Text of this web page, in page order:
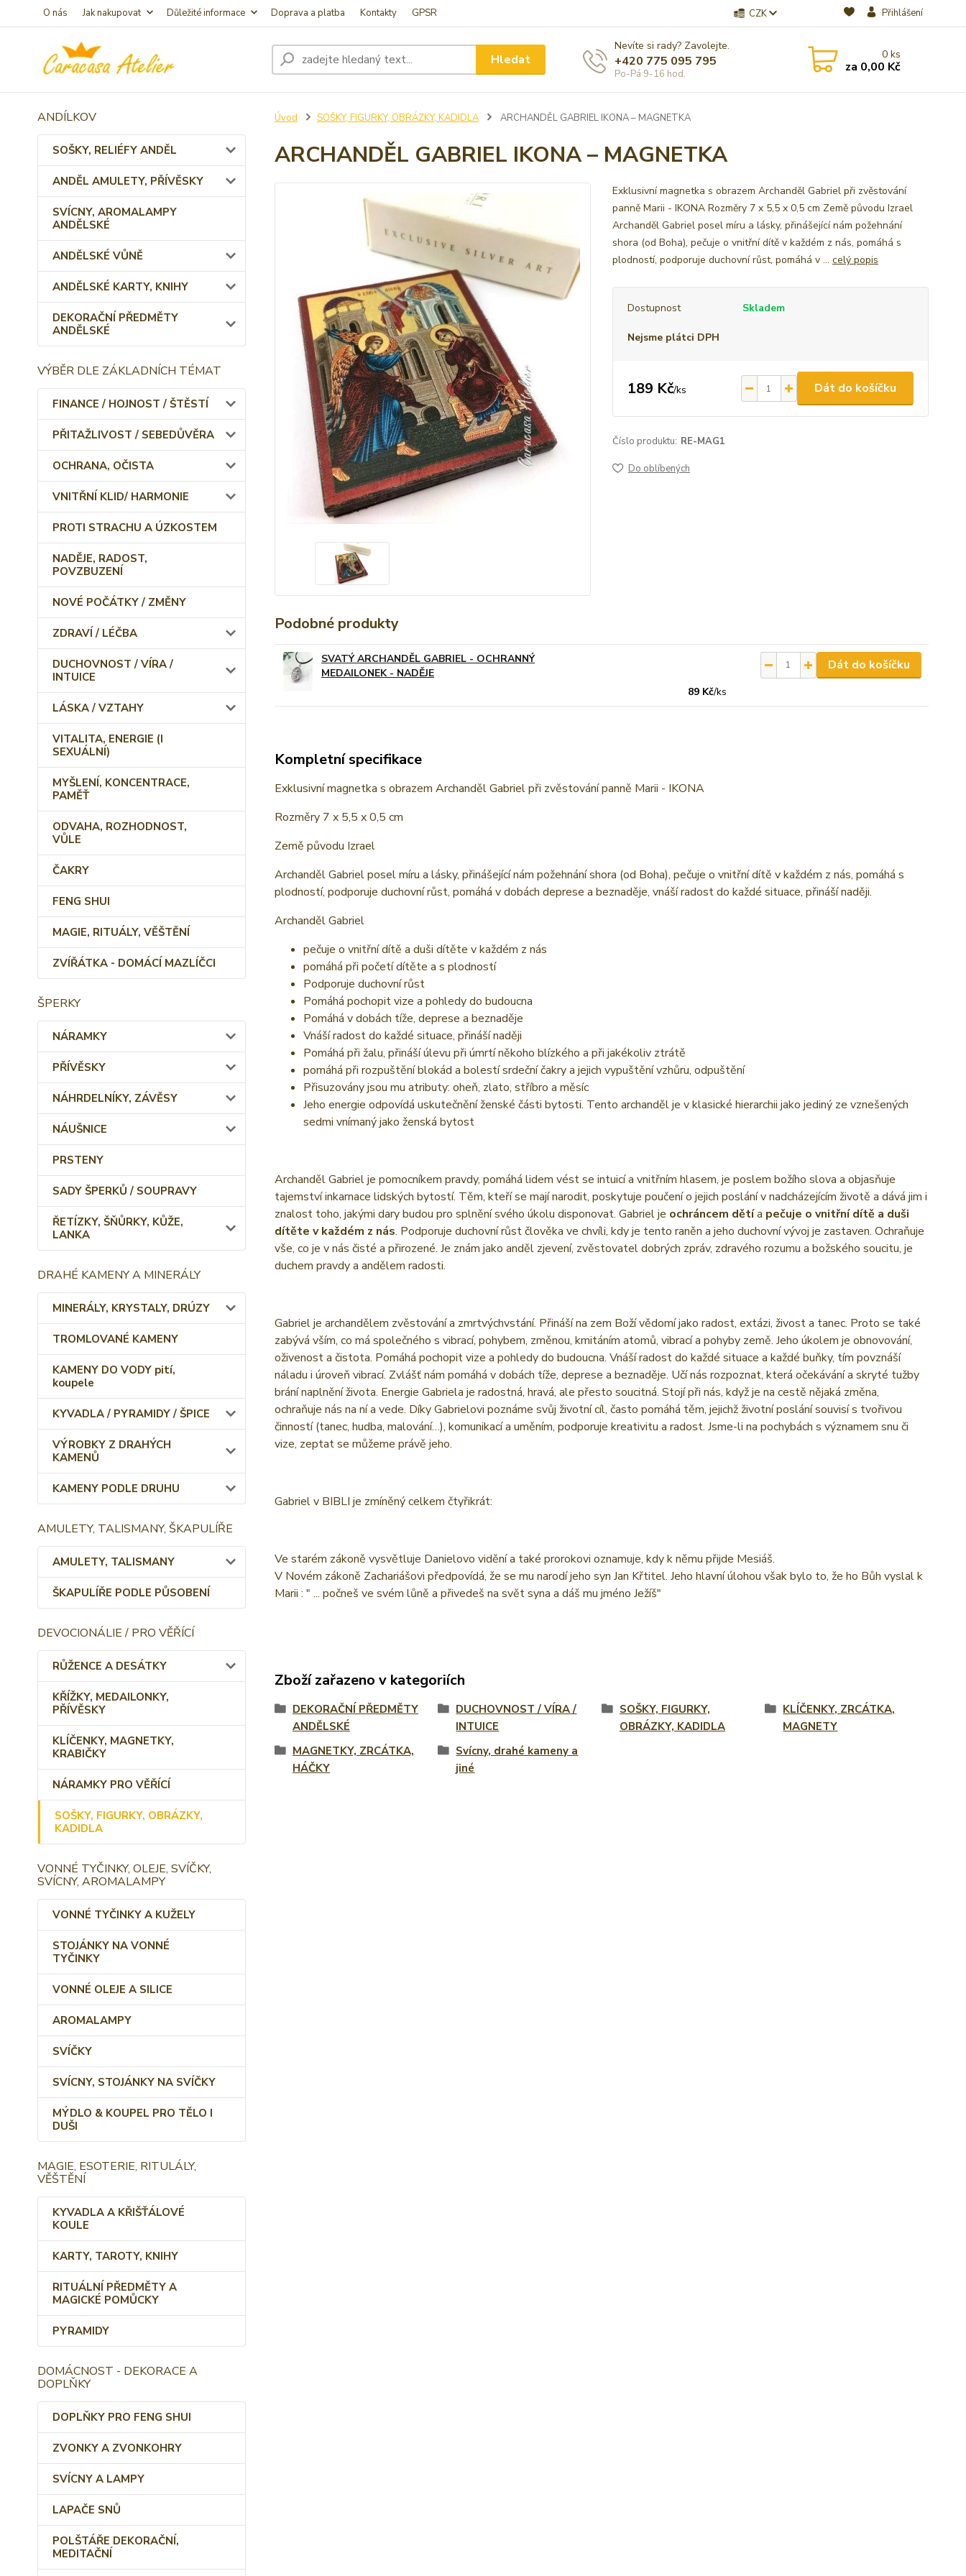
O nás Jak nakupovat Důležité informace Doprava a platba Kontakty GPSR CZK Přihlášení
Hledat
Nevíte si rady? Zavolejte.
+420 775 095 795
Po-Pá 9-16 hod.
0ks
za 0,00 Kč
ANDÍLKOV
SOŠKY, RELIÉFY ANDĚL
ANDĚL AMULETY, PŘÍVĚSKY
SVÍCNY, AROMALAMPY
ANDĚLSKÉ
ANDĚLSKÉ VŮNĚ
ANDĚLSKÉ KARTY, KNIHY
DEKORAČNÍ PŘEDMĚTY
ANDĚLSKÉ
VÝBĚR DLE ZÁKLADNÍCH TÉMAT
FINANCE / HOJNOST / ŠTĚSTÍ
PŘITAŽLIVOST / SEBEDŮVĚRA
OCHRANA, OČISTA
VNITŘNÍ KLID/ HARMONIE
PROTI STRACHU A ÚZKOSTEM
NADĚJE, RADOST,
POVZBUZENÍ
NOVÉ POČÁTKY / ZMĚNY
ZDRAVÍ / LÉČBA
DUCHOVNOST / VÍRA /
INTUICE
LÁSKA / VZTAHY
VITALITA, ENERGIE (I
SEXUÁLNÍ)
MYŠLENÍ, KONCENTRACE,
PAMĚŤ
ODVAHA, ROZHODNOST,
VŮLE
ČAKRY
FENG SHUI
MAGIE, RITUÁLY, VĚŠTĚNÍ
ZVÍŘÁTKA - DOMÁCÍ MAZLÍČCI
ŠPERKY
NÁRAMKY
PŘÍVĚSKY
NÁHRDELNÍKY, ZÁVĚSY
NÁUŠNICE
PRSTENY
SADY ŠPERKŮ / SOUPRAVY
ŘETÍZKY, ŠŇŮRKY, KŮŽE,
LANKA
DRAHÉ KAMENY A MINERÁLY
MINERÁLY, KRYSTALY, DRÚZY
TROMLOVANÉ KAMENY
KAMENY DO VODY pití,
koupele
KYVADLA / PYRAMIDY / ŠPICE
VÝROBKY Z DRAHÝCH
KAMENŮ
KAMENY PODLE DRUHU
AMULETY, TALISMANY, ŠKAPULÍŘE
AMULETY, TALISMANY
ŠKAPULÍŘE PODLE PŮSOBENÍ
DEVOCIONÁLIE / PRO VĚŘÍCÍ
RŮŽENCE A DESÁTKY
KŘÍŽKY, MEDAILONKY,
PŘÍVĚSKY
KLÍČENKY, MAGNETKY,
KRABIČKY
NÁRAMKY PRO VĚŘÍCÍ
SOŠKY, FIGURKY, OBRÁZKY,
KADIDLA
VONNÉ TYČINKY, OLEJE, SVÍČKY,
SVÍCNY, AROMALAMPY
VONNÉ TYČINKY A KUŽELY
STOJÁNKY NA VONNÉ
TYČINKY
VONNÉ OLEJE A SILICE
AROMALAMPY
SVÍČKY
SVÍCNY, STOJÁNKY NA SVÍČKY
MÝDLO & KOUPEL PRO TĚLO I
DUŠI
MAGIE, ESOTERIE, RITULÁLY,
VĚŠTĚNÍ
KYVADLA A KŘIŠŤÁLOVÉ
KOULE
KARTY, TAROTY, KNIHY
RITUÁLNÍ PŘEDMĚTY A
MAGICKÉ POMŮCKY
PYRAMIDY
DOMÁCNOST - DEKORACE A
DOPLŇKY
DOPLŇKY PRO FENG SHUI
ZVONKY A ZVONKOHRY
SVÍCNY A LAMPY
LAPAČE SNŮ
POLŠTÁŘE DEKORAČNÍ,
MEDITAČNÍ
Úvod SOŠKY, FIGURKY, OBRÁZKY, KADIDLA ARCHANDĚL GABRIEL IKONA – MAGNETKA
ARCHANDĚL GABRIEL IKONA – MAGNETKA
Exklusivní magnetka s obrazem Archanděl Gabriel při zvěstování
panně Marii - IKONA Rozměry 7 x 5,5 x 0,5 cm Země původu Izrael
Archanděl Gabriel posel míru a lásky, přinášející nám požehnání
shora (od Boha), pečuje o vnitřní dítě v každém z nás, pomáhá s
plodností, podporuje duchovní růst, pomáhá v ... celý popis
Dostupnost Skladem
Nejsme plátci DPH
189 Kč/ks Dát do košíčku
Číslo produktu: RE-MAG1
Do oblíbených
Podobné produkty
SVATÝ ARCHANDĚL GABRIEL - OCHRANNÝ
MEDAILONEK - NADĚJE
89 Kč/ks
Dát do košíčku
Kompletní specifikace
Exklusivní magnetka s obrazem Archanděl Gabriel při zvěstování panně Marii - IKONA
Rozměry 7 x 5,5 x 0,5 cm
Země původu Izrael
Archanděl Gabriel posel míru a lásky, přinášející nám požehnání shora (od Boha), pečuje o vnitřní dítě v každém z nás, pomáhá s
plodností, podporuje duchovní růst, pomáhá v dobách deprese a beznaděje, vnáší radost do každé situace, přináší naději.
Archanděl Gabriel
pečuje o vnitřní dítě a duši dítěte v každém z nás
pomáhá při početí dítěte a s plodností
Podporuje duchovní růst
Pomáhá pochopit vize a pohledy do budoucna
Pomáhá v dobách tíže, deprese a beznaděje
Vnáší radost do každé situace, přináší naději
Pomáhá při žalu, přináší úlevu při úmrtí někoho blízkého a při jakékoliv ztrátě
pomáhá při rozpuštění blokád a bolestí srdeční čakry a jejich vypuštění vzhůru, odpuštění
Přisuzovány jsou mu atributy: oheň, zlato, stříbro a měsíc
Jeho energie odpovídá uskutečnění ženské části bytosti. Tento archanděl je v klasické hierarchii jako jediný ze vznešených
sedmi vnímaný jako ženská bytost
Archanděl Gabriel je pomocníkem pravdy, pomáhá lidem vést se intuicí a vnitřním hlasem, je poslem božího slova a objasňuje
tajemství inkarnace lidských bytostí. Těm, kteří se mají narodit, poskytuje poučení o jejich poslání v nadcházejícím životě a dává jim i
znalost toho, jakými dary budou pro splnění svého úkolu disponovat. Gabriel je ochráncem dětía pečuje o vnitřní dítě a duši
dítěte v každém z nás. Podporuje duchovní růst člověka ve chvíli, kdy je tento raněn a jeho duchovní vývoj je zastaven. Ochraňuje
vše, co je v nás čisté a přirozené. Je znám jako anděl zjevení, zvěstovatel dobrých zpráv, zdravého rozumu a božského soucitu, je
duchem pravdy a andělem radosti.
Gabriel je archandělem zvěstování a zmrtvýchvstání. Přináší na zem Boží vědomí jako radost, extázi, živost a tanec. Proto se také
zabývá vším, co má společného s vibrací, pohybem, změnou, kmitáním atomů, vibrací a pohyby země. Jeho úkolem je obnovování,
oživenost a čistota. Pomáhá pochopit vize a pohledy do budoucna. Vnáší radost do každé situace a každé buňky, tím povznáší
náladu i úroveň vibrací. Zvlášť nám pomáhá v dobách tíže, deprese a beznaděje. Učí nás rozpoznat, která očekávání a skryté tužby
brání naplnění života. Energie Gabriela je radostná, hravá, ale přesto soucitná. Stojí při nás, když je na cestě nějaká změna,
ochraňuje nás na ní a vede. Díky Gabrielovi poznáme svůj životní cíl, často pomáhá těm, jejichž životní poslání souvisí s tvořivou
činností (tanec, hudba, malování…), komunikací a uměním, podporuje kreativitu a radost. Jsme-li na pochybách s významem snu či
vize, zeptat se můžeme právě jeho.
Gabriel v BIBLI je zmíněný celkem čtyřikrát:
Ve starém zákoně vysvětluje Danielovo vidění a také prorokovi oznamuje, kdy k němu přijde Mesiáš.
V Novém zákoně Zachariášovi předpovídá, že se mu narodí jeho syn Jan Křtitel. Jeho hlavní úlohou však bylo to, že ho Bůh vyslal k
Marii : " ... počneš ve svém lůně a přivedeš na svět syna a dáš mu jméno Ježíš"
Zboží zařazeno v kategoriích
DEKORAČNÍ PŘEDMĚTY
ANDĚLSKÉ
DUCHOVNOST / VÍRA /
INTUICE
SOŠKY, FIGURKY,
OBRÁZKY, KADIDLA
KLÍČENKY, ZRCÁTKA,
MAGNETY
MAGNETKY, ZRCÁTKA,
HÁČKY
Svícny, drahé kameny a
jiné